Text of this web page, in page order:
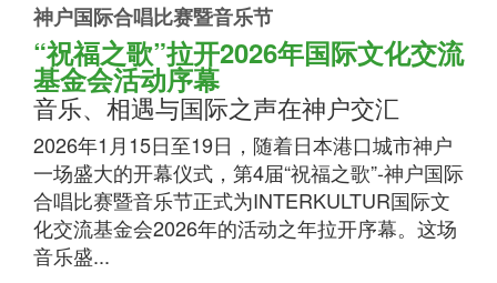
神户国际合唱比赛暨音乐节
“祝福之歌”拉开2026年国际文化交流
基金会活动序幕
音乐、相遇与国际之声在神户交汇
2026年1月15日至19日，随着日本港口城市神户
一场盛大的开幕仪式，第4届“祝福之歌”-神户国际
合唱比赛暨音乐节正式为INTERKULTUR国际文
化交流基金会2026年的活动之年拉开序幕。这场
音乐盛...